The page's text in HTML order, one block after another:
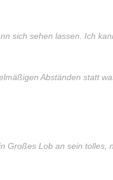
sich sehen lassen. Ich
Abständen statt
Großes Lob an sein tolles,